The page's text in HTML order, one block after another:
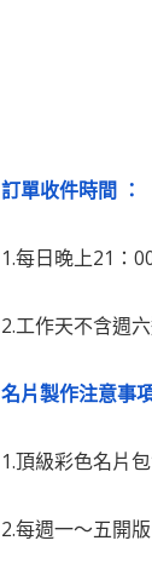
訂單收件時間 ：
1.每日晚上21：
2.工作天不含週
名片製作注意事
1.頂級彩色名片
2.每週一～五開